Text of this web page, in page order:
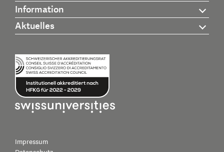
Information
Aktuelles
Impressum